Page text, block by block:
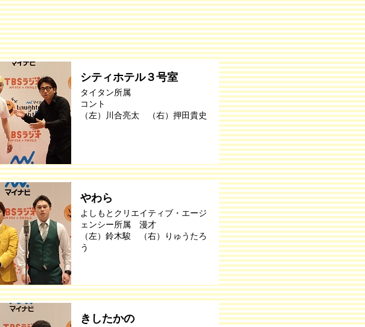
シティホテル３号室
タイタン所属
コント
（左）川合亮太 （右）押田貴史
やわら
よしもとクリエイティブ・エージ
ェンシー所属 漫才
（左）鈴木駿 （右）りゅうたろ
う
きしたかの